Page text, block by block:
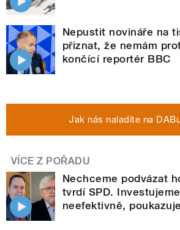
Nepustit novináře na
přiznat, že nemám
končící reportér BBC
Jak nás naladíte na
VÍCE Z POŘADU
Nechceme podvázat
tvrdí SPD.
neefektivně,